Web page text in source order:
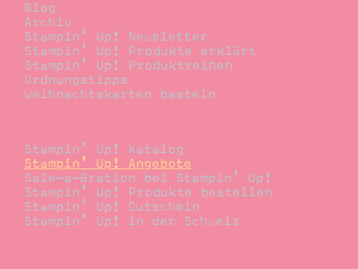
Blog
Archiv
Stampin’ Up! Newsletter
Stampin’ Up! Produkte erklärt
Stampin’ Up! Produktreihen
Ordnungstipps
Weihnachtskarten basteln
Stampin’ Up! Katalog
Stampin’ Up! Angebote
Sale-a-Bration bei Stampin’ Up!
Stampin’ Up! Produkte bestellen
Stampin’ Up! Gutschein
Stampin’ Up! in der Schweiz